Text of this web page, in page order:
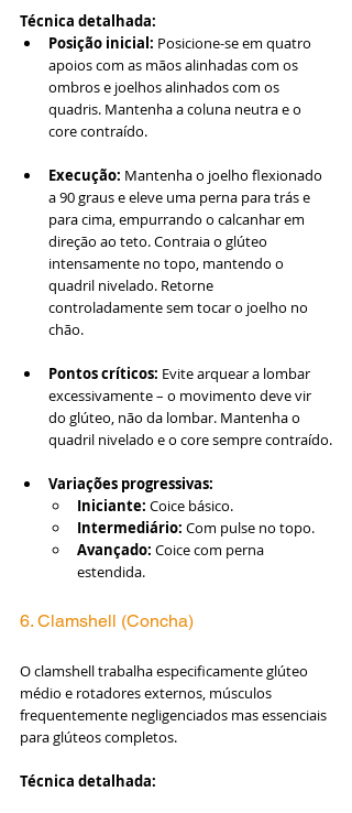
Técnica detalhada:
Posição inicial: Posicione-se em quatro
apoios com as mãos alinhadas com os
ombros e joelhos alinhados com os
quadris. Mantenha a coluna neutra e o
core contraído.
Execução: Mantenha o joelho flexionado
a 90 graus e eleve uma perna para trás e
para cima, empurrando o calcanhar em
direção ao teto. Contraia o glúteo
intensamente no topo, mantendo o
quadril nivelado. Retorne
controladamente sem tocar o joelho no
chão.
Pontos críticos: Evite arquear a lombar
excessivamente – o movimento deve vir
do glúteo, não da lombar. Mantenha o
quadril nivelado e o core sempre contraído.
Variações progressivas:
Iniciante: Coice básico.
Intermediário: Com pulse no topo.
Avançado: Coice com perna
estendida.
6. Clamshell (Concha)
O clamshell trabalha especificamente glúteo
médio e rotadores externos, músculos
frequentemente negligenciados mas essenciais
para glúteos completos.
Técnica detalhada: